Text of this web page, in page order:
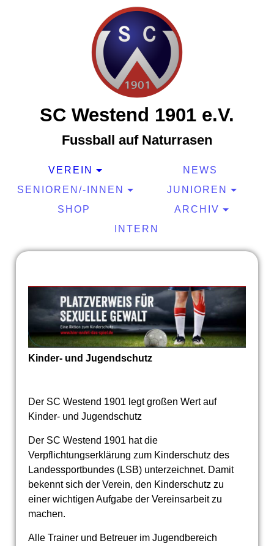
SC Westend 1901 e.V.
Fussball auf Naturrasen
VEREIN
NEWS
SENIOREN/-INNEN
JUNIOREN
SHOP
ARCHIV
INTERN
Kinder- und Jugendschutz
Der SC Westend 1901 legt großen Wert auf
Kinder- und Jugendschutz
Der SC Westend 1901 hat die
Verpflichtungserklärung zum Kinderschutz des
Landessportbundes (LSB) unterzeichnet. Damit
bekennt sich der Verein, den Kinderschutz zu
einer wichtigen Aufgabe der Vereinsarbeit zu
machen.
Alle Trainer und Betreuer im Jugendbereich